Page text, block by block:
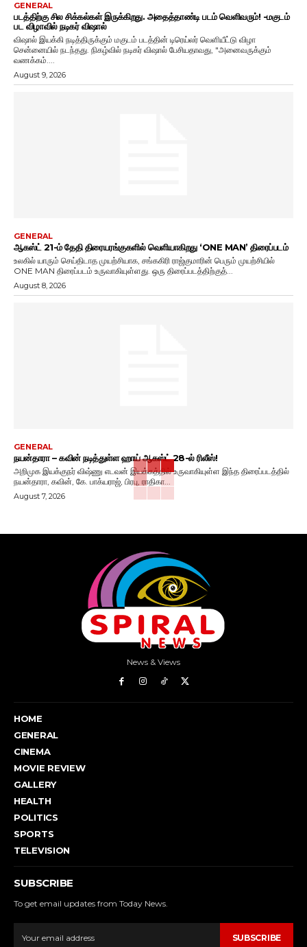
GENERAL
படத்திற்கு சில சிக்கல்கள் இருக்கிறது. அதைத்தாண்டி படம் வெளிவரும்! -மகுடம்
பட விழாவில் நடிகர் விஷால்
விஷால் இயக்கி நடித்திருக்கும் மகுடம் படத்தின் டிரெய்லர் வெளியீட்டு விழா
சென்னையில் நடந்தது. நிகழ்வில் நடிகர் விஷால் பேசியதாவது, "அனைவருக்கும்
வணக்கம்....
August 9, 2026
GENERAL
ஆகஸ்ட் 21-ம் தேதி திரையரங்குகளில் வெளியாகிறது ‘ONE MAN’ திரைப்படம்
உலகில் யாரும் செய்திடாத முயற்சியாக, சங்ககிரி ராஜ்குமாரின் பெரும் முயற்சியில்
ONE MAN திரைப்படம் உருவாகியுள்ளது. ஒரு திரைப்படத்திற்குத்...
August 8, 2026
GENERAL
நயன்தாரா – கவின் நடித்துள்ள ஹாய் ஆகஸ்ட் 28-ல் ரிலீஸ்!
அறிமுக இயக்குநர் விஷ்ணு எடவன் இயக்கத்தில் உருவாகியுள்ள இந்த திரைப்படத்தில்
நயன்தாரா, கவின், கே. பாக்யராஜ், பிரபு, ராதிகா...
August 7, 2026
News & Views
HOME
GENERAL
CINEMA
MOVIE REVIEW
GALLERY
HEALTH
POLITICS
SPORTS
TELEVISION
SUBSCRIBE
To get email updates from Today News.
SUBSCRIBE